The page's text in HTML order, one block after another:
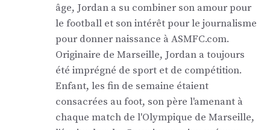
âge, Jordan a su combiner son amour pour
le football et son intérêt pour le journalisme
pour donner naissance à ASMFC.com.
Originaire de Marseille, Jordan a toujours
été imprégné de sport et de compétition.
Enfant, les fin de semaine étaient
consacrées au foot, son père l'amenant à
chaque match de l'Olympique de Marseille,